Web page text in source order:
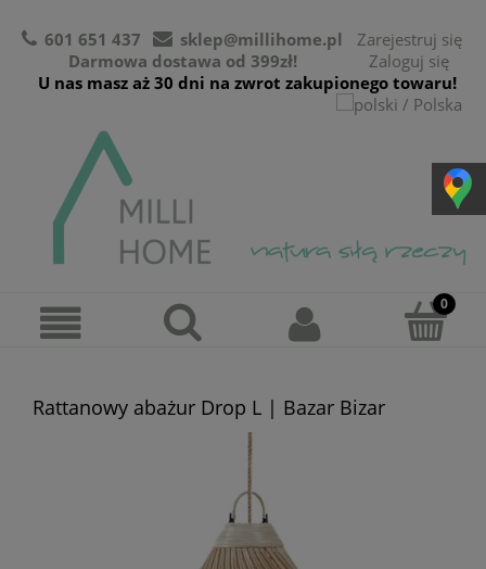
601 651 437
sklep@millihome.pl
Darmowa dostawa od 399zł!
U nas masz aż 30 dni na zwrot zakupionego towaru!
Zarejestruj się
Zaloguj się
Rattanowy abażur Drop L | Bazar Bizar